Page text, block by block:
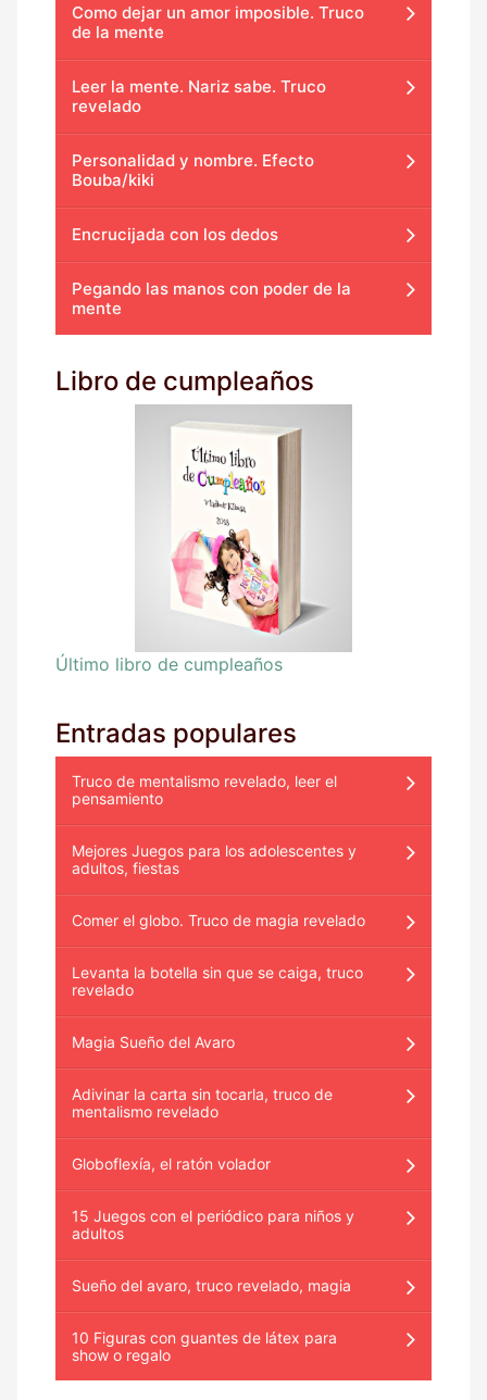
Como dejar un amor imposible. Truco
de la mente
Leer la mente. Nariz sabe. Truco
revelado
Personalidad y nombre. Efecto
Bouba/kiki
Encrucijada con los dedos
Pegando las manos con poder de la
mente
Libro de cumpleaños
Último libro de cumpleaños
Entradas populares
Truco de mentalismo revelado, leer el
pensamiento
Mejores Juegos para los adolescentes y
adultos, fiestas
Comer el globo. Truco de magia revelado
Levanta la botella sin que se caiga, truco
revelado
Magia Sueño del Avaro
Adivinar la carta sin tocarla, truco de
mentalismo revelado
Globoflexía, el ratón volador
15 Juegos con el periódico para niños y
adultos
Sueño del avaro, truco revelado, magia
10 Figuras con guantes de látex para
show o regalo